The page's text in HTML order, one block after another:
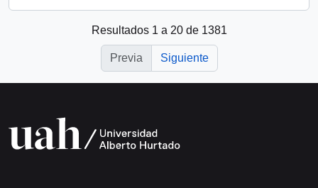
Resultados 1 a 20 de 1381
Previa Siguiente